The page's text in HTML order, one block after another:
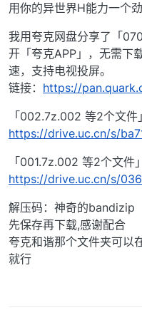
用你的异世界H能力一个劲
我用夸克网盘分享了「
开「夸克APP」，无需下
速，支持电视投屏。
链接： https://
「002.7z.002 等2个文
https://drive.uc.cn/s/
「001.7z.002 等2个文件
https://drive.uc.cn/s/
解压码：神奇的bandizip
先保存再下载,感谢配合
夸克和谐那个文件夹可以
就行